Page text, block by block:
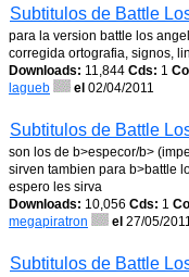
Subtitulos de Battle
para la version battle los
corregida ortografia, signos,
Downloads: 11,844 Cds: 1
lagueb
el 02/04/2011
Subtitulos de Battle
son los de b>especor/b>
sirven tambien para b>battle
espero les sirva
Downloads: 10,056 Cds: 1
megapiratron
el 27/05/
Subtitulos de Battle